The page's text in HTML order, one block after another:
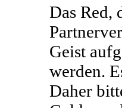
Das Red,
Geist
werden.
Daher